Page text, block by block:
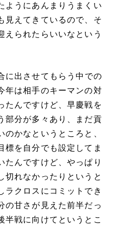
ようにあんまりうまくい
見えてきているので、そ
えられたらいいなという
出させてもらう中での
年は相手のキーマンの対
たんですけど、早慶戦を
部分が多々あり、まだ貢
かなというところと、
標を自分でも設定してま
たんですけど、やっぱり
切れなかったりというと
ラクロスにコミットでき
の甘さが見えた前半だっ
半戦に向けてというとこ